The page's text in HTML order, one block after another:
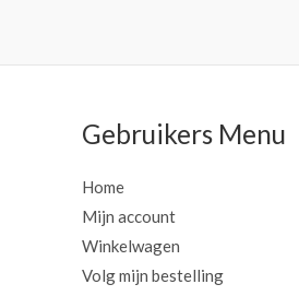
Gebruikers Menu
Home
Mijn account
Winkelwagen
Volg mijn bestelling